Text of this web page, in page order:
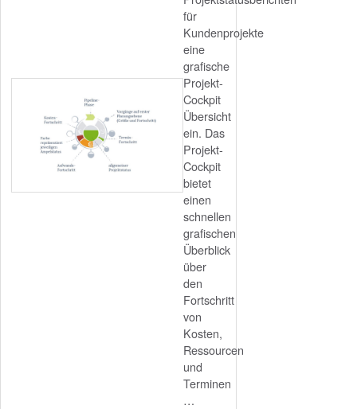
für
Kundenprojekte
eine
grafische
Projekt-
Cockpit
Übersicht
ein. Das
Projekt-
Cockpit
bietet
einen
schnellen
grafischen
Überblick
über
den
Fortschritt
von
Kosten,
Ressourcen
und
Terminen
…